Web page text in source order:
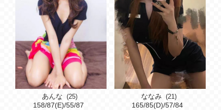
あんな (25)
158/87(E)/55/87
ななみ (21)
165/85(D)/57/84